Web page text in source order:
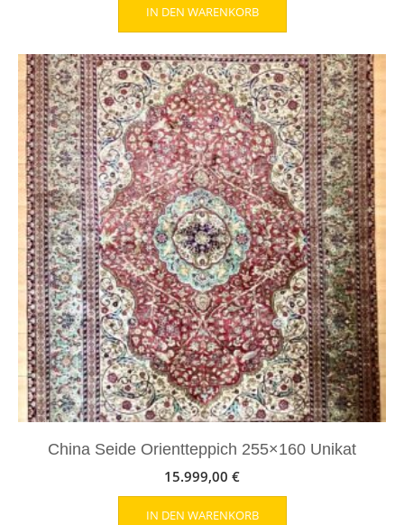
war:
IN DEN WARENKORB
China Seide Orientteppich 255×160 Unikat
15.999,00 €
IN DEN WARENKORB